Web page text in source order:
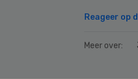
Reageer op
Meer over: